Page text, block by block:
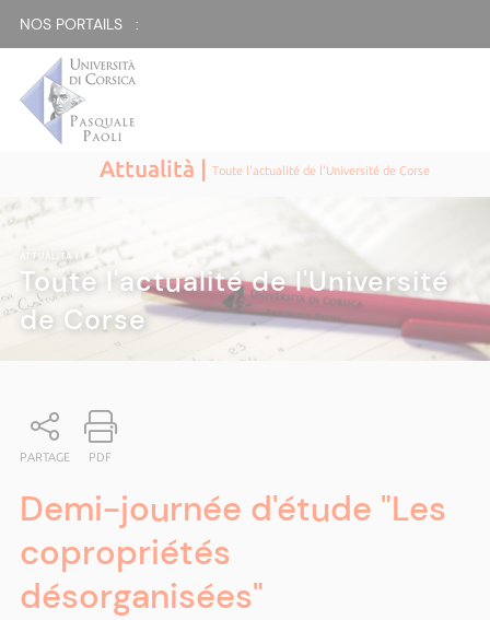
NOS PORTAILS :
Attualità |Toute l'actualité de l'Université de Corse
ATTUALITÀ|
Toute l'actualité de l'Université
de Corse
PARTAGE PDF
Demi-journée d'étude "Les
copropriétés
désorganisées"